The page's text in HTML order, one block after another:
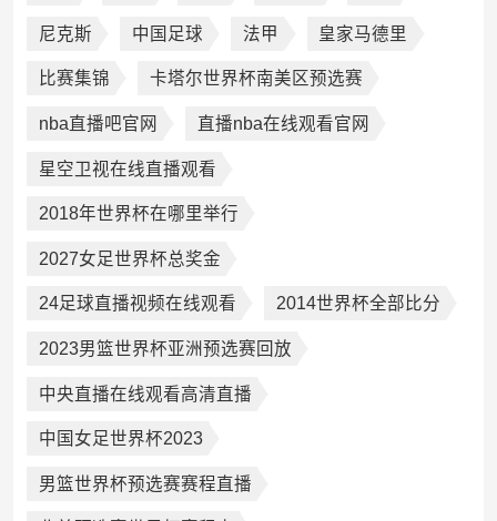
尼克斯 中国足球 法甲 皇家马德里
比赛集锦 卡塔尔世界杯南美区预选赛
nba直播吧官网 直播nba在线观看官网
星空卫视在线直播观看
2018年世界杯在哪里举行
2027女足世界杯总奖金
24足球直播视频在线观看 2014世界杯全部比分
2023男篮世界杯亚洲预选赛回放
中央直播在线观看高清直播
中国女足世界杯2023
男篮世界杯预选赛赛程直播